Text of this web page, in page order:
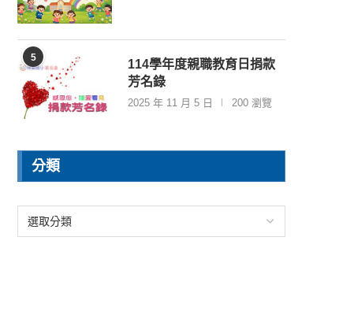
5
114學年度親職教育日捐款
芳名錄
2025 年 11 月 5 日 200 瀏覽
分類